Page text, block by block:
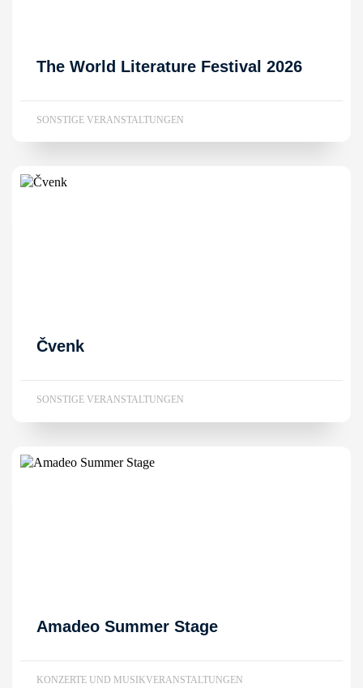
The World Literature Festival 2026
SONSTIGE VERANSTALTUNGEN
Čvenk
SONSTIGE VERANSTALTUNGEN
Amadeo Summer Stage
KONZERTE UND MUSIKVERANSTALTUNGEN